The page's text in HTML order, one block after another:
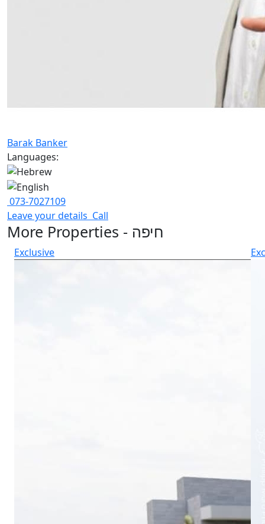
Barak Banker
Languages:
073-7027109
Leave your details Call
More Properties - חיפה
Exclusive